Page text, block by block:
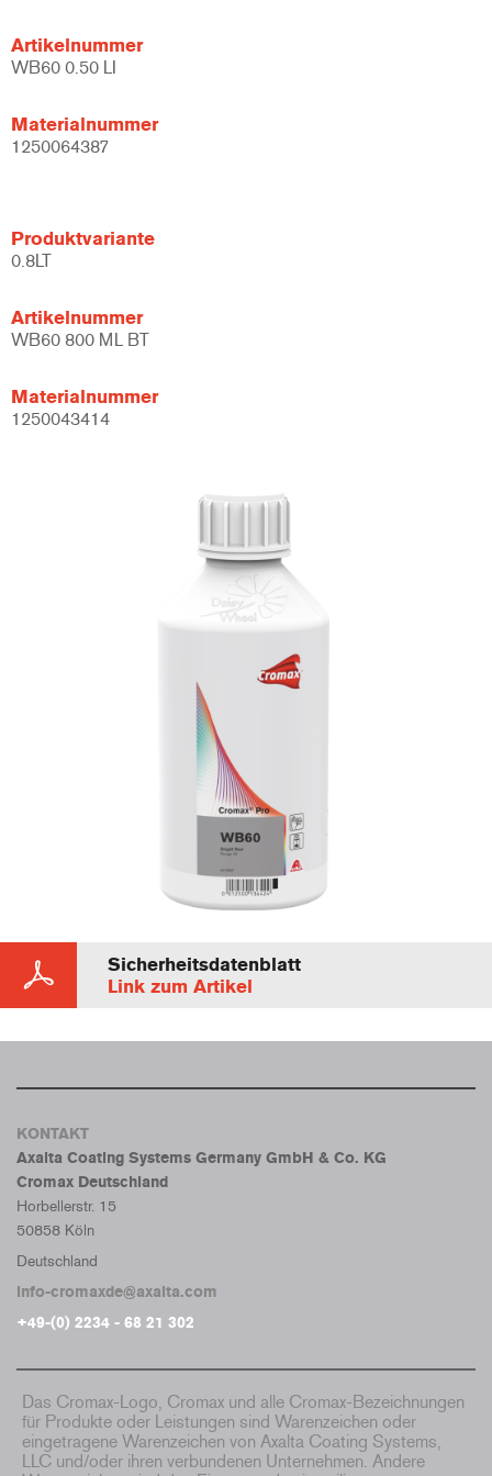
Artikelnummer
WB60 0.50 LI
Materialnummer
1250064387
Produktvariante
0.8LT
Artikelnummer
WB60 800 ML BT
Materialnummer
1250043414
Sicherheitsdatenblatt
Link zum Artikel
KONTAKT
Axalta Coating Systems Germany GmbH & Co. KG
Cromax Deutschland
Horbellerstr. 15
50858 Köln
Deutschland
info-cromaxde@axalta.com
+49-(0) 2234 - 68 21 302
Das Cromax-Logo, Cromax und alle Cromax-Bezeichnungen
für Produkte oder Leistungen sind Warenzeichen oder
eingetragene Warenzeichen von Axalta Coating Systems,
LLC und/oder ihren verbundenen Unternehmen. Andere